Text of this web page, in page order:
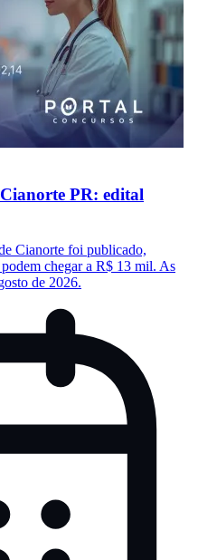
PR: edital
Cianorte foi publicado,
chegar a R$ 13 mil. As
de 2026.